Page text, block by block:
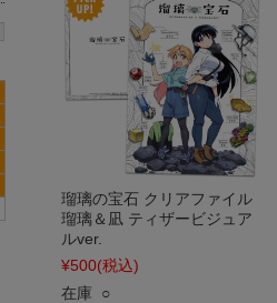
瑠璃の宝石 クリアファイル
瑠璃＆凪 ティザービジュア
ルver.
¥500(税込)
在庫 ○